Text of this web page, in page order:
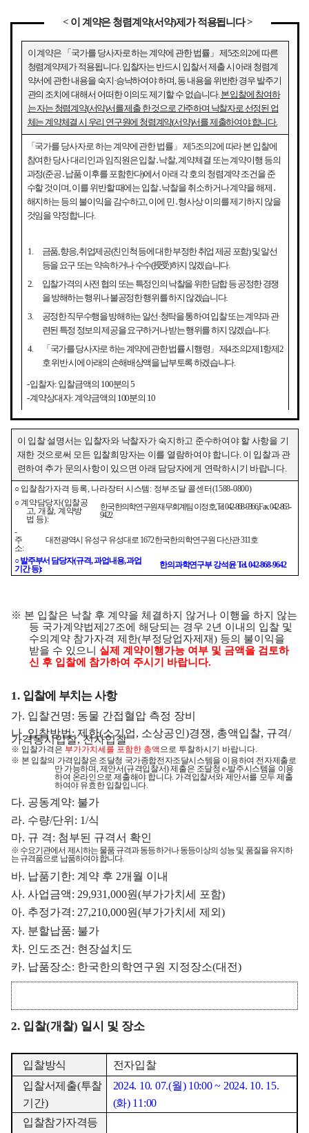
< 이 계약은 청렴계약(서약)제가 적용됩니다>
이 계약은 「 국가를 당사자로 하는 계약에 관한 법률」 제 5조의2에 따른
청렴계약제가 적용됩니다.입찰자는 반드시 입찰서 제출 시 아래 청렴계
약서에 관한 내용을 숙지 ·승낙하여야 하며,동 내용을 위반한 경우 발주기
관의 조치에 대해서 어떠한 이의도 제기할 수 없습니다.본 입찰에 참여하
는 자는 청렴계약(서약)서를 제출 한 것으로 간주하며 낙찰자로 선정된 업
체는 계약체결 시 우리 연구원에 청렴계약(서약)서를 제출하여야 합니다.
「 국가를 당사자로 하는 계약에 관한 법률 」 제 5조의2에 따라 본 입찰에
참여한 당사 대리인과 임직원은입찰․낙찰,계약체결 또는 계약이행 등의
과정(준공․납품 이후를 포함한다)에서 아래 각 호의 청렴계약 조건을 준
수할 것이며,이를 위반할 때에는 입찰․낙찰을 취소하거나 계약을 해제 ․
해지하는 등의 불이익을 감수하고,이에 민 ․형사상 이의를 제기하지 않을
것임을 약정합니다.
1. 금품,향응,취업제공(친인척 등에 대한 부정한 취업 제공 포함)및 알선
등을 요구 또는 약속하거나 수수(授受)하지 않겠습니다.
2.
입찰가격의 사전 협의 또는 특정인의 낙찰을 위한 담합 등 공정한 경쟁
을 방해하는 행위나 불공정한 행위를 하지 않겠습니다.
3.
공정한 직무수행을 방해하는 알선·청탁을 통하여 입찰 또는 계약과 관
련된 특정 정보의 제공을 요구하거나 받는 행위를 하지 않겠습니다.
4.
「 국가를 당사자로 하는 계약에 관한 법률 시행령 」 제4조의2제 1항제 2
호 위반 시에 아래의 손해배상액을 납부토록 하겠습니다.
-입찰자: 입찰금액의 100분의5
-계약상대자:계약금액의 100분의 10
이 입찰 설명서는 입찰자와 낙찰자가 숙지하고 준수하여야 할 사항을 기
재한 것으로써 모든 입찰희망자는 이를 열람하여야 합니다. 이 입찰과 관
련하여 추가 문의사항이 있으면 아래 담당자에게 연락하시기 바랍니다.
○ 입찰참가자격 등록, 나라장터 시스템: 정부조달 콜센터(1588-0800)
○계약담당자(입찰공
고, 개찰, 계약방
법 등):
한국한의학연구원 재무회계팀 이정호, Tel. 042-868-9366, Fax. 042-863-
9422
-
주
소:
대전광역시 유성구 유성대로 1672한국한의학연구원 다산관311호
○발주부서 담당자(규격,과업내용,과업
기간 등): 한의과학연구부 강석윤Tel.042-868-9642
※ 본 입찰은 낙찰 후 계약을 체결하지 않거나 이행을 하지 않는
등 국가계약법제27조에 해당되는 경우 2년 이내의 입찰 및
수의계약 참가자격 제한(부정당업자제재) 등의 불이익을
받을 수 있으니실제 계약이행가능 여부 및 금액을 검토하
신 후 입찰에 참가하여 주시기 바랍니다.
1. 입찰에 부치는 사항
가. 입찰건명: 동물 간접혈압 측정 장비
나.입찰방법:제한(소기업, 소상공인)경쟁, 총액입찰, 규격/
가격동시입찰,전자입찰
※ 입찰가격은 부가가치세를 포함한 총액으로 투찰하시기 바랍니다.
※ 본 입찰의 가격입찰은 조달청 국가종합전자조달시스템을 이용하여 전자제출로
만 가능하며, 제안서(규격입찰서)제출은 조달청e-발주시스템을 이용
하여 온라인으로 제출해야 합니다. 가격입찰서와 제안서를 모두 제출
하여야 유효한 입찰입니다.
다. 공동계약: 불가
라. 수량/단위 : 1/식
마. 규 격: 첨부된 규격서 확인
※ 수요기관에서 제시하는 물품 규격과 동등하거나 동등이상의 성능 및 품질을 유지하
는 규격품으로 납품하여야 합니다.
바. 납품기한: 계약 후 2개월 이내
사. 사업금액: 29,931,000원(부가가치세 포함)
아. 추정가격: 27,210,000원(부가가치세 제외 )
자. 분할납품: 불가
차. 인도조건 : 현장설치도
카. 납품장소: 한국한의학연구원 지정장소(대전)
2. 입찰(개찰) 일시 및 장소
입찰방식
전자입찰
입찰서제출(투찰
기간)
2024. 10. 07.(월) 10:00 ~ 2024. 10. 15.
(화) 11:00
입찰참가자격등